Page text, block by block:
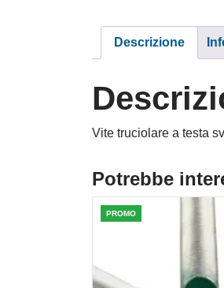
Descrizione
Vite truciolare a testa
Potrebbe
PROMO